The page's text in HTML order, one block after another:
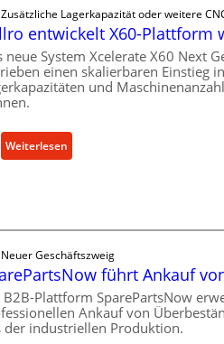
s
c
e
r
e
r
s
c
h
u
t
Zusätzliche Lagerkapazität oder weitere
entwickelt X60-Plattform
neue System Xcelerate X60 Next
einen skalierbaren Einstieg
und
Weiterlesen:
C
o
e
n
t
w
Neuer Geschäftszweig
führt Ankauf
B2B-Plattform SparePartsNow
Ankauf von
der industriellen Produktion.